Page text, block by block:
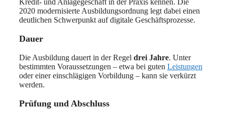
2020 modernisierte Ausbildungsordnung legt dabei einen
deutlichen Schwerpunkt auf digitale Geschäftsprozesse.
Dauer
Die Ausbildung dauert in der Regel drei Jahre. Unter
bestimmten Voraussetzungen – etwa bei guten Leistungen
oder einer einschlägigen Vorbildung – kann sie verkürzt
werden.
Prüfung und Abschluss